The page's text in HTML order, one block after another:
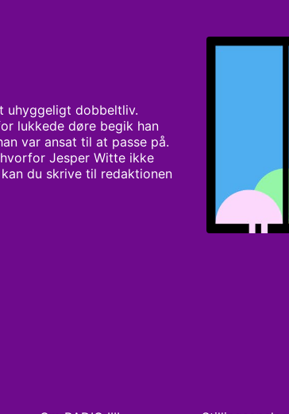
uhyggeligt dobbeltliv.
lukkede døre begik han
var ansat til at passe på.
hvorfor Jesper Witte ikke
du skrive til redaktionen